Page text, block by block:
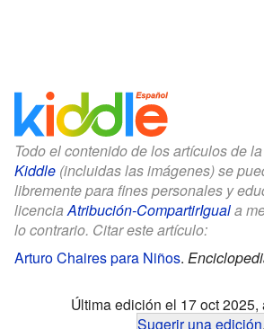
Todo el contenido de los artículos de la
Kiddle (incluidas las imágenes) se
libremente para fines personales y
licenciaAtribución-CompartirIguala
lo contrario. Citar este artículo:
Arturo Chaires para Niños.
Última edición el 17 oct 2025,
Sugerir una edición.